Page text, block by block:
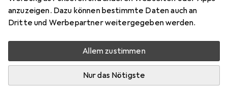
anzuzeigen. Dazu können bestimmte Daten auch an
Dritte und Werbepartner weitergegeben werden.
Allem zustimmen
Nur das Nötigste
Zwischen Di, 11.8. und Do, 13.8. geliefert
Nur 2 Stück an Lager beim Drittanbieter
Lieferort angeben für genaue Lieferzeit